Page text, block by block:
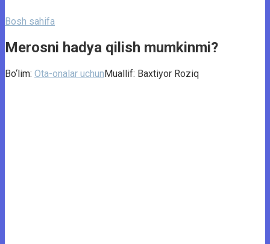
Bosh sahifa
Merosni hadya qilish mumkinmi?
Bo‘lim: Ota-onalar uchunMuallif: Baxtiyor Roziq